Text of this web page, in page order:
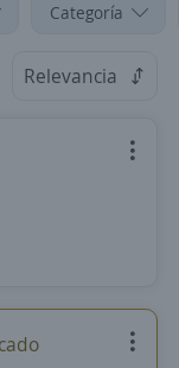
Categoría
Relevancia